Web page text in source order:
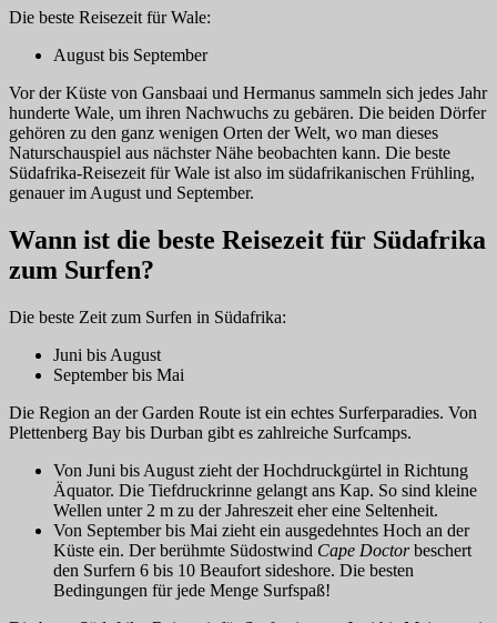
Die beste Reisezeit für Wale:
August bis September
Vor der Küste von Gansbaai und Hermanus sammeln sich jedes Jahr
hunderte Wale, um ihren Nachwuchs zu gebären. Die beiden Dörfer
gehören zu den ganz wenigen Orten der Welt, wo man dieses
Naturschauspiel aus nächster Nähe beobachten kann. Die beste
Südafrika-Reisezeit für Wale ist also im südafrikanischen Frühling,
genauer im August und September.
Wann ist die beste Reisezeit für Südafrika
zum Surfen?
Die beste Zeit zum Surfen in Südafrika:
Juni bis August
September bis Mai
Die Region an der Garden Route ist ein echtes Surferparadies. Von
Plettenberg Bay bis Durban gibt es zahlreiche Surfcamps.
Von Juni bis August zieht der Hochdruckgürtel in Richtung
Äquator. Die Tiefdruckrinne gelangt ans Kap. So sind kleine
Wellen unter 2 m zu der Jahreszeit eher eine Seltenheit.
Von September bis Mai zieht ein ausgedehntes Hoch an der
Küste ein. Der berühmte Südostwind Cape Doctorbeschert
den Surfern 6 bis 10 Beaufort sideshore. Die besten
Bedingungen für jede Menge Surfspaß!